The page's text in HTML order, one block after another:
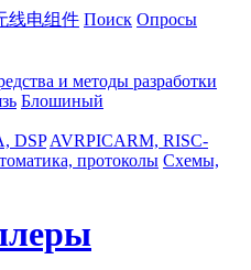
线电组件 Поиск Опросы
и методы разработки
Блошиный
DSP AVRPICARM, RISC-
протоколы Схемы,